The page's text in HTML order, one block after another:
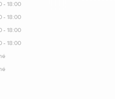
- 18:00
- 18:00
- 18:00
- 18:00